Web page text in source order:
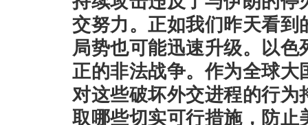
交努力。正如我们昨天看
局势也可能迅速升级。以
正的非法战争。作为全球
对这些破坏外交进程的行
取哪些切实可行措施，防